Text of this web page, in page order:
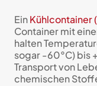
EinKühlcontainer
Container mit
halten
sogar -60°C) bis
Transport von
chemischen